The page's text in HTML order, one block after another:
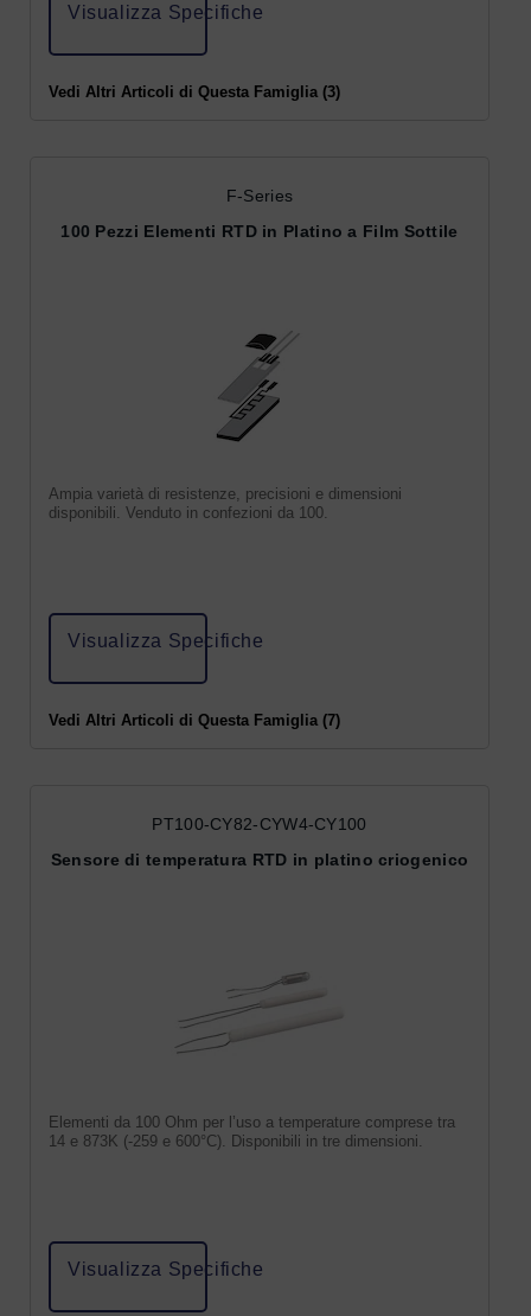
Visualizza Specifiche
Vedi Altri Articoli di Questa Famiglia (3)
F-Series
100 Pezzi Elementi RTD in Platino a Film Sottile
Ampia varietà di resistenze, precisioni e dimensioni
disponibili. Venduto in confezioni da 100.
Visualizza Specifiche
Vedi Altri Articoli di Questa Famiglia (7)
PT100-CY82-CYW4-CY100
Sensore di temperatura RTD in platino criogenico
Elementi da 100 Ohm per l’uso a temperature comprese tra
14 e 873K (-259 e 600°C). Disponibili in tre dimensioni.
Visualizza Specifiche